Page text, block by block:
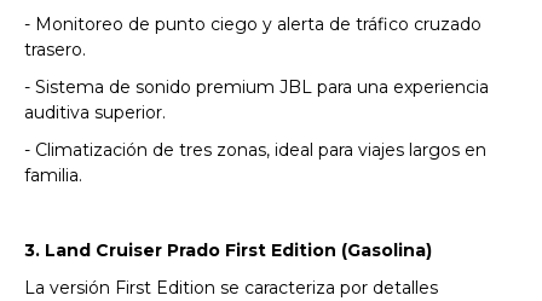
- Monitoreo de punto ciego y alerta de tráfico cruzado
trasero.
- Sistema de sonido premium JBL para una experiencia
auditiva superior.
- Climatización de tres zonas, ideal para viajes largos en
familia.
3. Land Cruiser Prado First Edition (Gasolina)
La versión First Edition se caracteriza por detalles